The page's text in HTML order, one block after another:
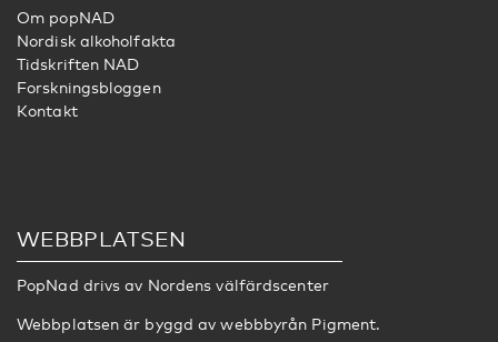
Om popNAD
Nordisk alkoholfakta
Tidskriften NAD
Forskningsbloggen
Kontakt
WEBBPLATSEN
PopNad drivs av Nordens välfärdscenter
Webbplatsen är byggd av webbbyrån Pigment.